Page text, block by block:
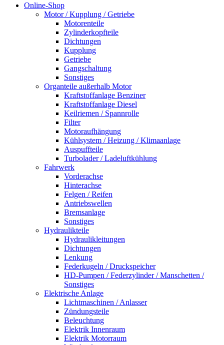
Online-Shop
Motor / Kupplung / Getriebe
Motorenteile
Zylinderkopfteile
Dichtungen
Kupplung
Getriebe
Gangschaltung
Sonstiges
Organteile außerhalb Motor
Kraftstoffanlage Benziner
Kraftstoffanlage Diesel
Keilriemen / Spannrolle
Filter
Motoraufhängung
Kühlsystem / Heizung / Klimaanlage
Auspuffteile
Turbolader / Ladeluftkühlung
Fahrwerk
Vorderachse
Hinterachse
Felgen / Reifen
Antriebswellen
Bremsanlage
Sonstiges
Hydraulikteile
Hydraulikleitungen
Dichtungen
Lenkung
Federkugeln / Druckspeicher
HD-Pumpen / Federzylinder / Manschetten /
Sonstiges
Elektrische Anlage
Lichtmaschinen / Anlasser
Zündungsteile
Beleuchtung
Elektrik Innenraum
Elektrik Motorraum